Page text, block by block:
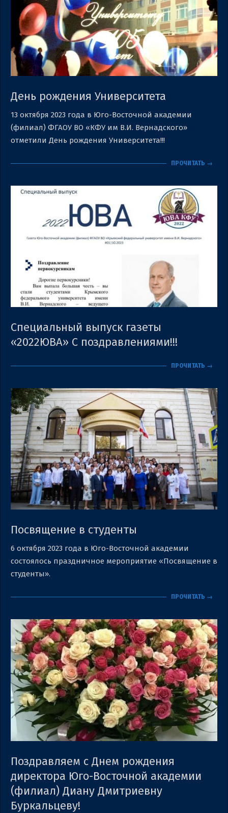
День рождения Университета
10-
17
13 октября 2023 года в Юго-Восточной академии
(филиал) ФГАОУ ВО «КФУ им В.И. Вернадского»
отметили День рождения Университета!!!
ПРОЧИТАТЬ →
Специальный выпуск газеты
«2022ЮВА» С поздравлениями!!!
10-
ПРОЧИТАТЬ →
Посвящение в студенты
6 октября 2023 года в Юго-Восточной академии
состоялось праздничное мероприятие «Посвящение в
студенты».
ПРОЧИТАТЬ →
Поздравляем с Днем рождения
директора Юго-Восточной академии
(филиал) Диану Дмитриевну
Буркальцеву!